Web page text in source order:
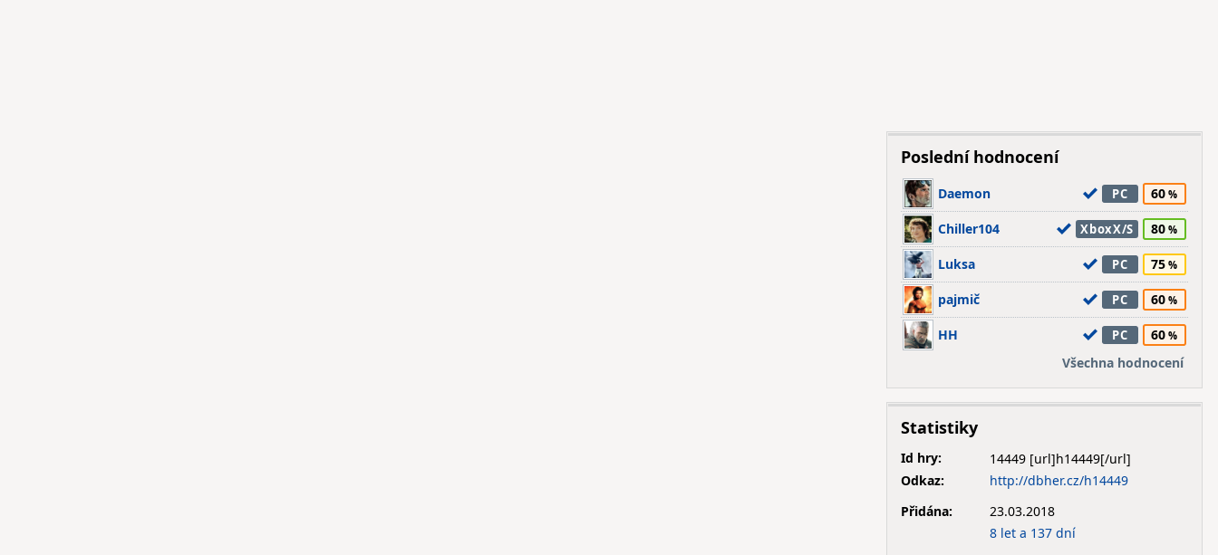
Poslední hodnocení
Daemon PC 60
Chiller104 XboxX/S 80
Luksa PC 75
pajmič PC 60
HH PC
60
Všechna hodnocení
Statistiky
Id hry:
14449
Odkaz:
http://dbher.cz/h14449
Přidána:
23.03.2018
8 let a 137 dní